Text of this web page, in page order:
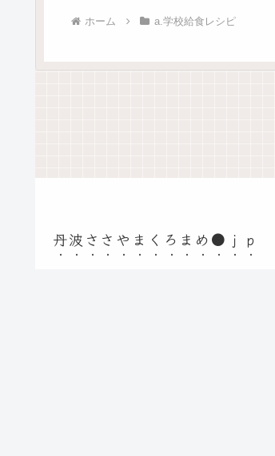
ホーム a.学校給食レシピ
丹波ささやまくろまめ●ｊｐ